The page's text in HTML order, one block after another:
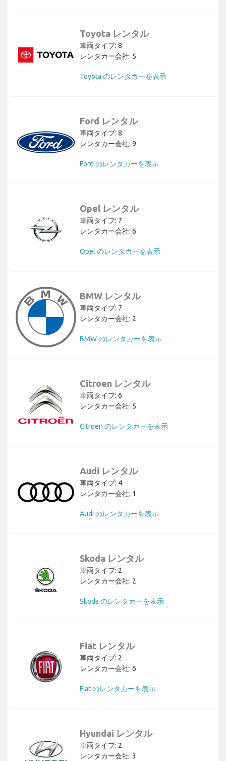
Toyota レンタル
車両タイプ: 8
レンタカー会社: 5
Toyota のレンタカーを表示
Ford レンタル
車両タイプ: 8
レンタカー会社: 9
Ford のレンタカーを表示
Opel レンタル
車両タイプ: 7
レンタカー会社: 6
Opel のレンタカーを表示
BMW レンタル
車両タイプ: 7
レンタカー会社: 2
BMW のレンタカーを表示
Citroen レンタル
車両タイプ: 6
レンタカー会社: 5
Citroen のレンタカーを表示
Audi レンタル
車両タイプ: 4
レンタカー会社: 1
Audi のレンタカーを表示
Skoda レンタル
車両タイプ: 2
レンタカー会社: 2
Skoda のレンタカーを表示
Fiat レンタル
車両タイプ: 2
レンタカー会社: 6
Fiat のレンタカーを表示
Hyundai レンタル
車両タイプ: 2
レンタカー会社: 3